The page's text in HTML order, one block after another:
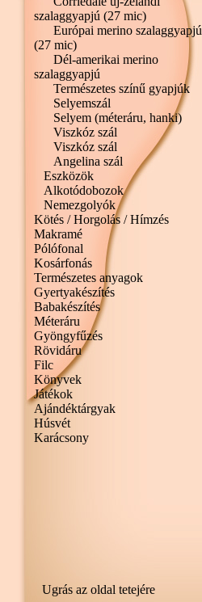
szalaggyapjú (27 mic)
Európai merino szalaggyapjú
(27 mic)
Dél-amerikai merino
szalaggyapjú
Természetes színű gyapjúk
Selyemszál
Selyem (méteráru, hanki)
Viszkóz szál
Viszkóz szál
Angelina szál
Eszközök
Alkotódobozok
Nemezgolyók
Kötés / Horgolás / Hímzés
Makramé
Pólófonal
Kosárfonás
Természetes anyagok
Gyertyakészítés
Babakészítés
Méteráru
Gyöngyfűzés
Rövidáru
Filc
Könyvek
Játékok
Ajándéktárgyak
Húsvét
Karácsony
Ugrás az oldal tetejére